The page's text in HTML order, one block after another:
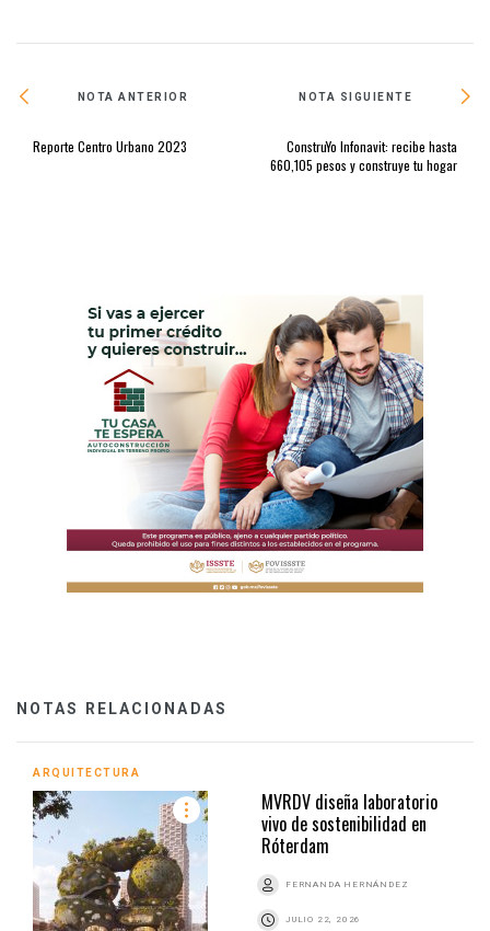
NOTA ANTERIOR
Reporte Centro Urbano 2023
NOTA SIGUIENTE
ConstruYo Infonavit: recibe hasta
660,105 pesos y construye tu hogar
NOTAS RELACIONADAS
ARQUITECTURA
MVRDV diseña laboratorio
vivo de sostenibilidad en
Róterdam
FERNANDA HERNÁNDEZ
JULIO 22, 2026